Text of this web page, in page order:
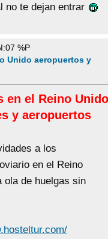
no te dejan entrar
%P
Unido aeropuertos y
en el Reino Unido
y aeropuertos
a los
en el Reino
ola de huelgas sin